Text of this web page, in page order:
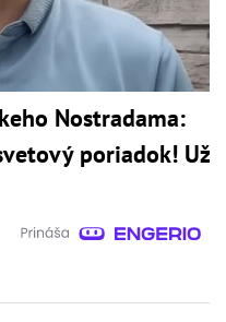
Nostradama:
poriadok! Už